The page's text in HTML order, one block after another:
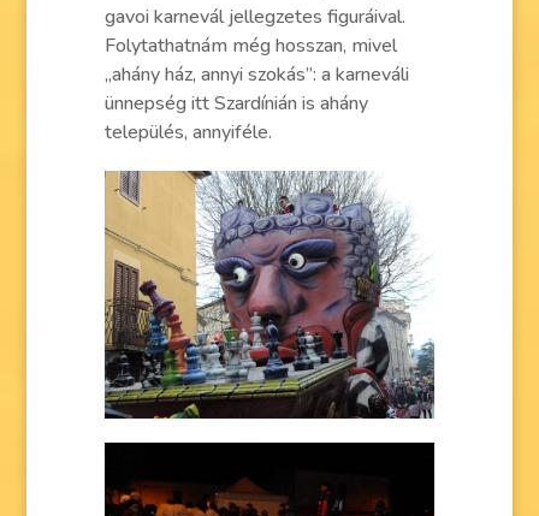
gavoi karnevál jellegzetes figuráival.
Folytathatnám még hosszan, mivel
„ahány ház, annyi szokás”: a karneváli
ünnepség itt Szardínián is ahány
település, annyiféle.